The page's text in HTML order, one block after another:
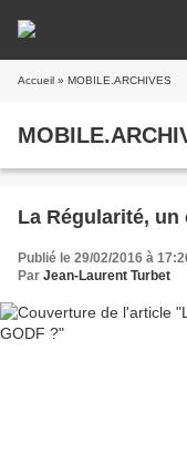
Accueil » MOBILE.ARCHIVES
La Régularité, un
Publié le 29/02/2016 à
Par Jean-Laurent Turbet